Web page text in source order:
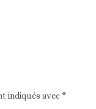
indiqués avec*